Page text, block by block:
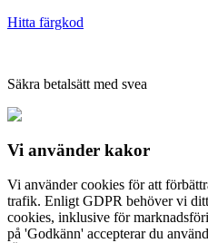
Hitta färgkod
Säkra betalsätt med svea
Vi använder kakor
Vi använder cookies för att
trafik. Enligt GDPR behöver vi
cookies, inklusive för
på 'Godkänn' accepterar du